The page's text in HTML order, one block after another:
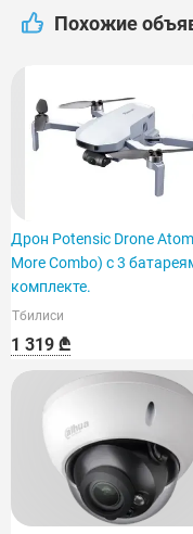
Похожие
Дрон Potensic Drone
More Combo) с 3
комплекте.
Тбилиси
1 319 ₾